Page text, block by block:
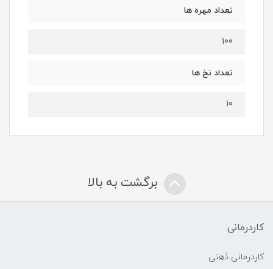
تعداد مهره ها
۱۰۰
تعداد نخ ها
۱۰
برگشت به بالا
کاردرمانی
کاردرمانی ذهنی